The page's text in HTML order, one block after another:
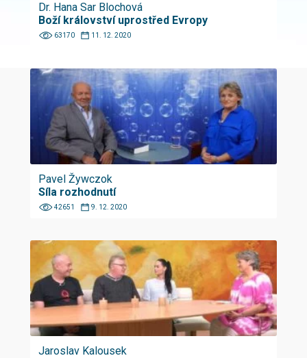
Dr. Hana Sar Blochová
Boží království uprostřed Evropy
63170 11. 12. 2020
Pavel Žywczok
Síla rozhodnutí
42651 9. 12. 2020
Jaroslav Kalousek